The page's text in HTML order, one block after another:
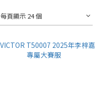
每頁顯示 24 個